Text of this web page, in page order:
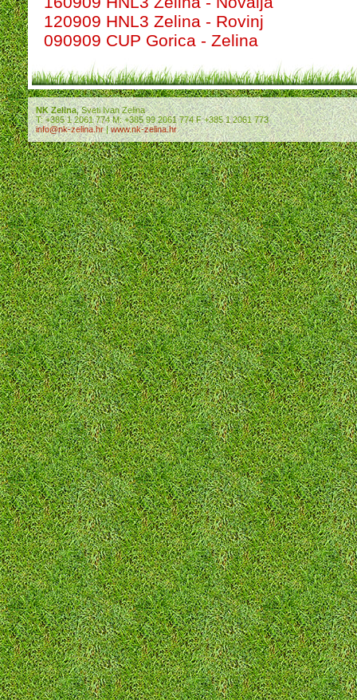
120909 HNL3 Zelina - Rovinj
090909 CUP Gorica - Zelina
NK Zelina, Sveti Ivan Zelina
T: +385 1 2061 774 M: +385 99 2061 774 F +385 1 2061 773
info@nk-zelina.hr|www.nk-zelina.hr